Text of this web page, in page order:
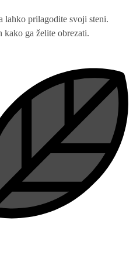
lahko prilagodite svoji steni.
kako ga želite obrezati.